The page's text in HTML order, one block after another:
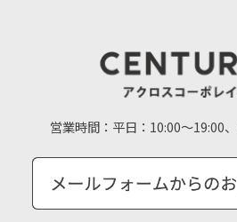
営業時間： 平日：10:00～19:00